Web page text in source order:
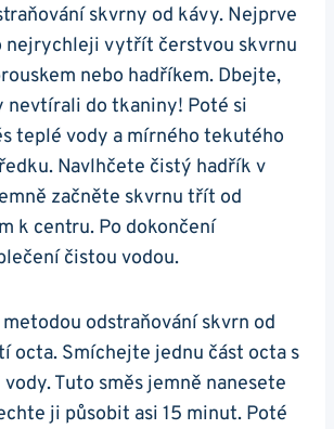
skvrny od⁣ kávy. Nejprve⁣
nejrychleji vytřít čerstvou skvrnu
nebo hadříkem. Dbejte,
nevtírali do tkaniny! Poté si
teplé ⁣vody ⁢a mírného tekutého
Navlhčete ​čistý hadřík v
začněte skvrnu ⁣třít od⁣
k centru. Po dokončení
čistou‍ vodou.
odstraňování skvrn od
octa. Smíchejte​ jednu část octa ‍s
Tuto ‍směs jemně nanesete
ji působit asi⁤ 15 minut. Poté‌